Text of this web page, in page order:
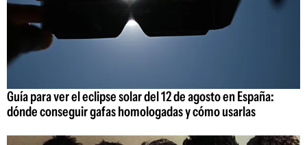
Guía para ver el eclipse solar del 12 de agosto en España:
dónde conseguir gafas homologadas y cómo usarlas